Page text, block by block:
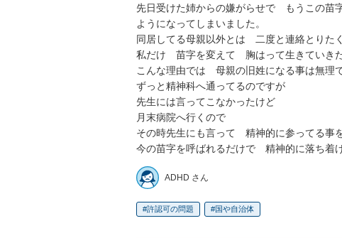
先日受けた姉からの嫌がらせで　もうこの苗
ようになってしまいました。
同居してる母親以外とは　二度と連絡とりた
私だけ　苗字を変えて　胸はって生きていき
こんな理由では　母親の旧姓になる事は無理
ずっと精神科へ通ってるのですが
先生には言ってこなかったけど
月末病院へ行くので
その時先生にも言って　精神的に参ってる事
今の苗字を呼ばれるだけで　精神的に落ち着
ADHD さん
許認可の問題 国や自治体